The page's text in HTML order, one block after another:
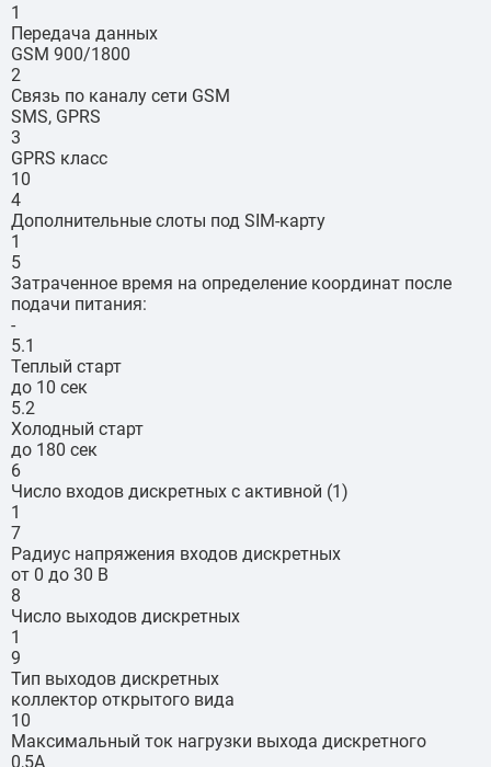
1
Передача данных
GSM 900/1800
2
Связь по каналу сети GSM
SMS, GPRS
3
GPRS класс
10
4
Дополнительные слоты под SIM-карту
1
5
Затраченное время на определение координат после
подачи питания:
-
5.1
Теплый старт
до 10 сек
5.2
Холодный старт
до 180 сек
6
Число входов дискретных с активной (1)
1
7
Радиус напряжения входов дискретных
от 0 до 30 В
8
Число выходов дискретных
1
9
Тип выходов дискретных
коллектор открытого вида
10
Максимальный ток нагрузки выхода дискретного
0,5А